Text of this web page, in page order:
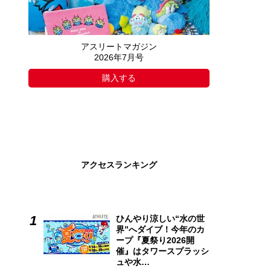
アスリートマガジン
2026年7月号
購入する
アクセスランキング
ひんやり涼しい“水の世
界”へダイブ！今年のカ
ープ『夏祭り2026開
催』はタワースプラッシ
ュや水…